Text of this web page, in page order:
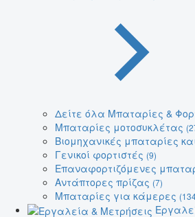
Δείτε όλα Μπαταρίες &
Μπαταρίες μοτοσυκλέτας
Βιομηχανικές μπαταρίες
Γενικοί φορτιστές (9)
Επαναφορτιζόμενες
Αντάπτορες πρίζας (7)
Μπαταρίες για κάμερες